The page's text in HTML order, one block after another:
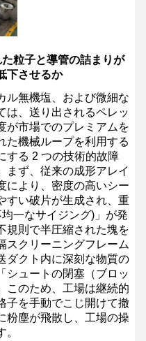
粒子と導管の詰まりが
下​​させるか
ル無機塩、および微細な
は、送り出されるペレッ
が市場でのプレミアムを
た機械ループを利用する
する 2 つの技術的故障
まず、従来の成形アレイ
により、密度の高いシー
すい破片が生成され、重
一なサイジング)」が発
規則で半圧縮された塊を
スクリーニングフレーム
ダクト内に深刻な物質の
シュートの閉塞（ブロッ
このため、工場は継続的
子を手動でこじ開けて撤
粉塵が飛散し、工場の操